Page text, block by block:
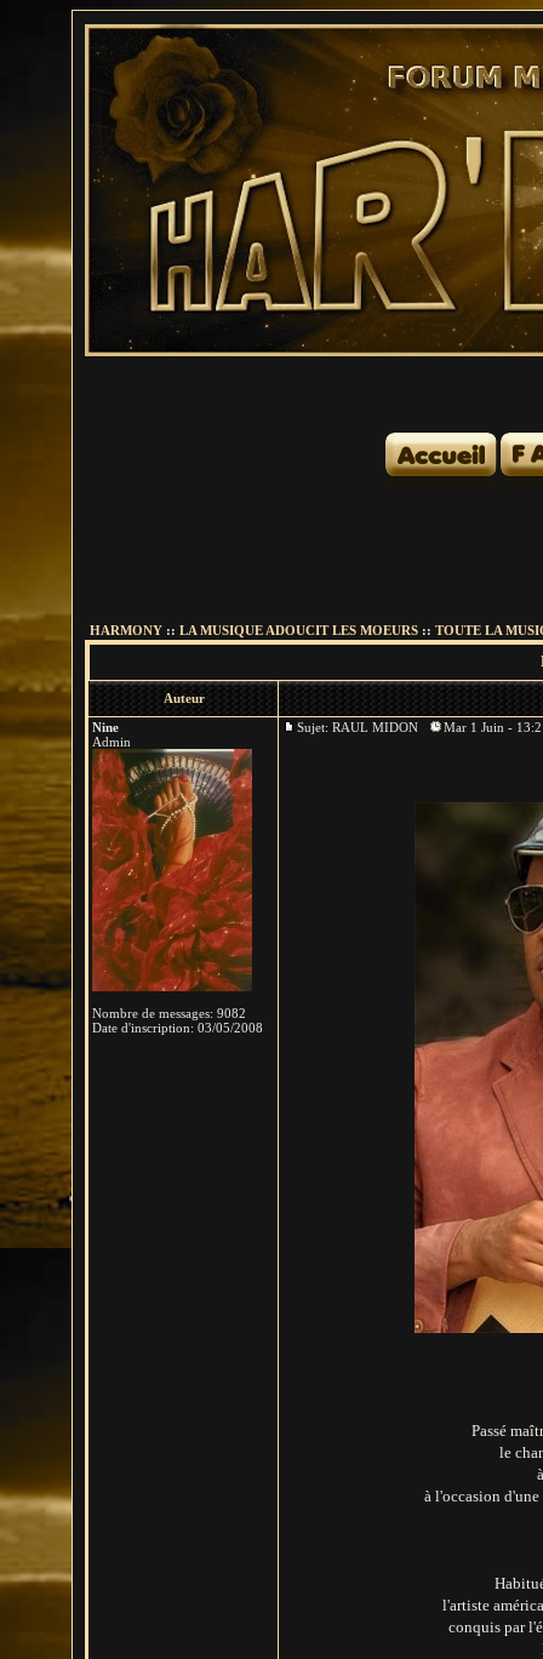
HARMONY :: LA MUSIQUE ADOUCIT LES MOEURS :: TOUTE LA
Auteur
Nine
Admin
Nombre de messages: 9082
Date d'inscription: 03/05/2008
Sujet: RAUL MIDON Mar 1 Juin -
Passé
le
à l'occasion
l'artiste
conquis par